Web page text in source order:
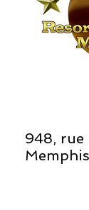
948, rue